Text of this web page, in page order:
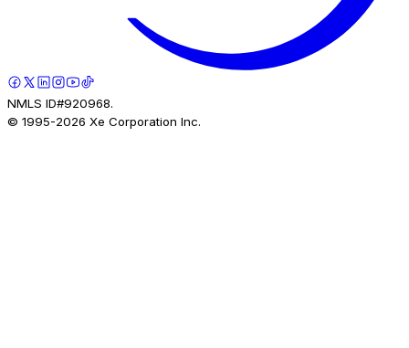
NMLS ID#920968.
© 1995-2026 Xe Corporation Inc.